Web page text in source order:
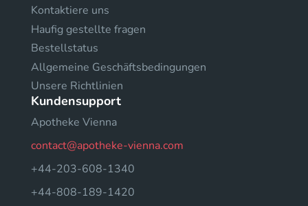
Kontaktiere uns
Haufig gestellte fragen
Bestellstatus
Allgemeine Geschäftsbedingungen
Unsere Richtlinien
Kundensupport
Apotheke Vienna
contact@apotheke-vienna.com
+44-203-608-1340
+44-808-189-1420